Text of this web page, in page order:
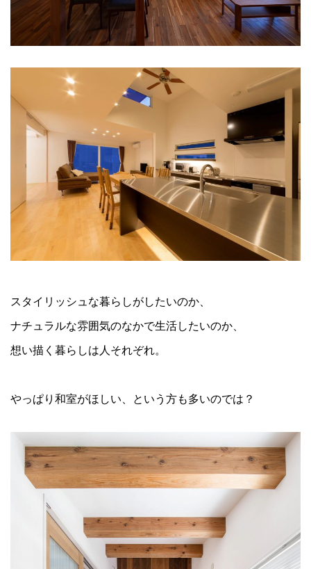
スタイリッシュな暮らしがしたいのか、
ナチュラルな雰囲気のなかで生活したいのか、
想い描く暮らしは人それぞれ。
やっぱり和室がほしい、という方も多いのでは？